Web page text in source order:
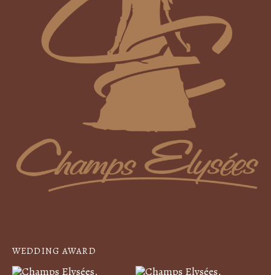
WEDDING AWARD